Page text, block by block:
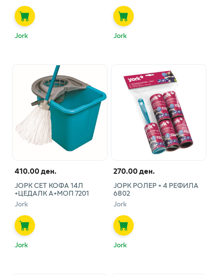
Jork Jork
410.00 ден.
ЈОРК СЕТ КОФА 14Л
+ЦЕДАЛК А+МОП 7201
Jork
Jork
270.00 ден.
ЈОРК РОЛЕР + 4 РЕФИЛА
6802
Jork
Jork